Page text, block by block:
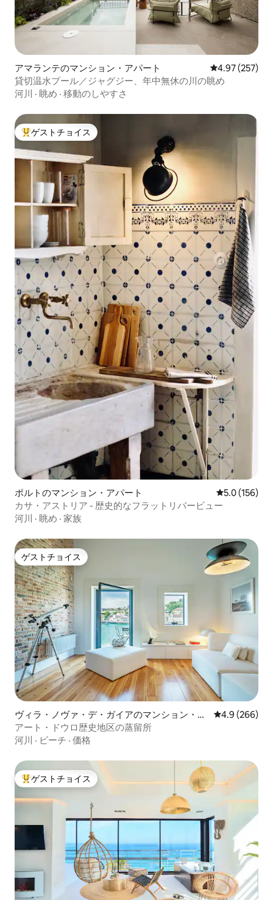
アマランテのマンション・アパート レビュー257
4.97 (257)
貸切温水プール／ジャグジー、年中無休の川の眺め
河川 · 眺め · 移動のしやすさ
大好評のゲストチョイスです。
ゲストチョイス
ポルトのマンション・アパート レビュー156
5.0 (156)
カサ・アストリア - 歴史的なフラットリバービュー
河川 · 眺め · 家族
ゲストチョイス
ゲストチョイス
ヴィラ・ノヴァ・デ・ガイアのマンション・ア
パート
レビュー266
4.9 (266)
アート・ドウロ歴史地区の蒸留所
河川 · ビーチ · 価格
大好評のゲストチョイスです。
ゲストチョイス